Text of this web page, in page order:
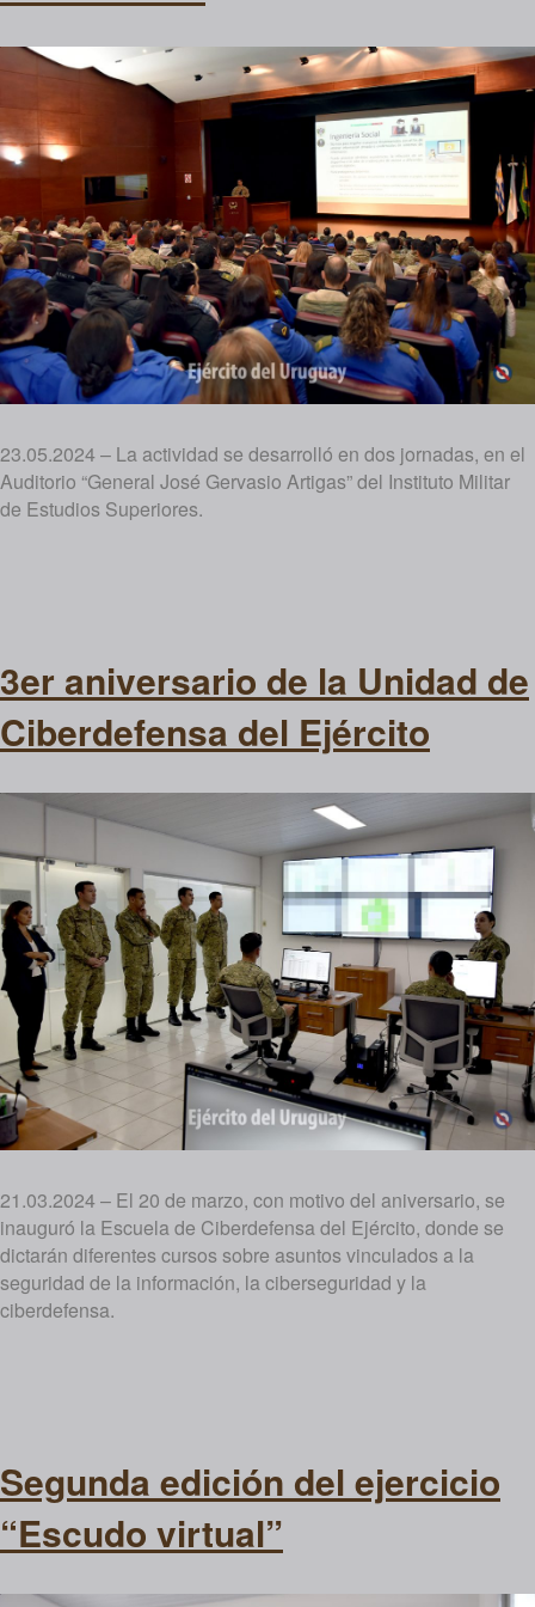
23.05.2024 – La actividad se desarrolló en dos jornadas, en el
Auditorio “General José Gervasio Artigas” del Instituto Militar
de Estudios Superiores.
3er aniversario de la Unidad de
Ciberdefensa del Ejército
21.03.2024 – El 20 de marzo, con motivo del aniversario, se
inauguró la Escuela de Ciberdefensa del Ejército, donde se
dictarán diferentes cursos sobre asuntos vinculados a la
seguridad de la información, la ciberseguridad y la
ciberdefensa.
Segunda edición del ejercicio
“Escudo virtual”